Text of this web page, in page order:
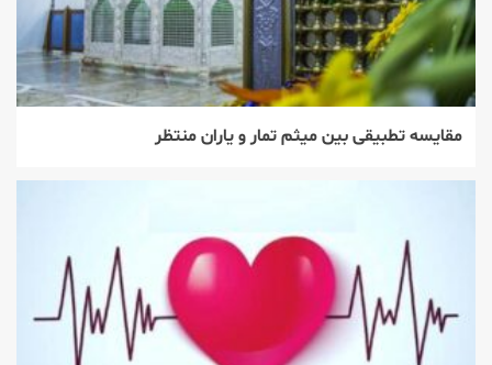
مقایسه تطبیقی بین میثم تمار و یاران منتظر